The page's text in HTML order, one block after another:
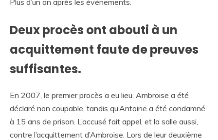
Deux procès ont abouti à un
acquittement faute de preuves
suffisantes.
En 2007, le premier procès a eu lieu. Ambroise a été
déclaré non coupable, tandis qu’Antoine a été condamné
à 15 ans de prison. L’accusé fait appel, et la salle aussi,
contre l’acquittement d’Ambroise. Lors de leur deuxième